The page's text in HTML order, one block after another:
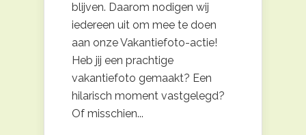
blijven. Daarom nodigen wij
iedereen uit om mee te doen
aan onze Vakantiefoto-actie!
Heb jij een prachtige
vakantiefoto gemaakt? Een
hilarisch moment vastgelegd?
Of misschien...